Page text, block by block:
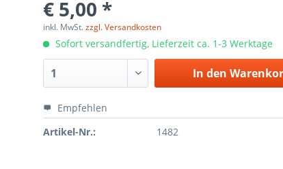
€ 5,00 *
inkl. MwSt.zzgl. Versandkosten
Sofort versandfertig, Lieferzeit ca. 1-3 Werktage
In den
Empfehlen
Artikel-Nr.:
1482